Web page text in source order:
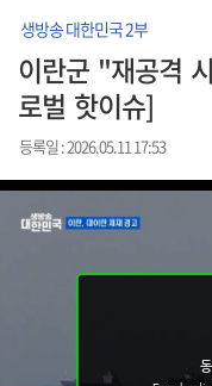
생방송 대한민국 2부
이란군 "재공격
로벌 핫이슈]
등록일 : 2026.05.11 17:53